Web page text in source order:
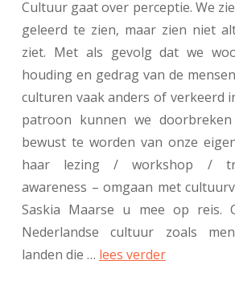
Cultuur gaat over perceptie. We
geleerd te zien, maar zien niet
ziet. Met als gevolg dat we
houding en gedrag van de
culturen vaak anders of verkeerd
patroon kunnen we
bewust te worden van onze
haar lezing / workshop /
awareness – omgaan met
Saskia Maarse u mee op reis.
Nederlandse cultuur zoals
landen die … lees verder